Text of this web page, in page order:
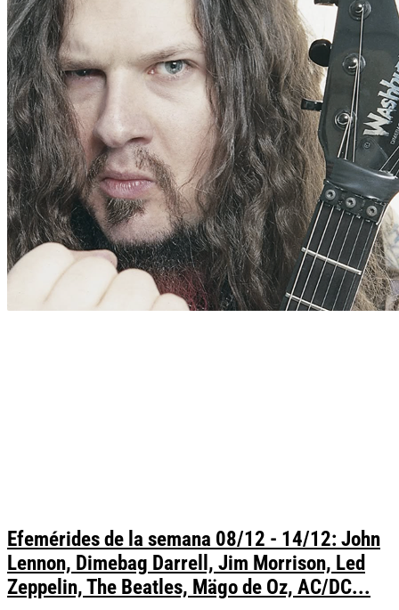
Efemérides de la semana 08/12 - 14/12: John
Lennon, Dimebag Darrell, Jim Morrison, Led
Zeppelin, The Beatles, Mägo de Oz, AC/DC...